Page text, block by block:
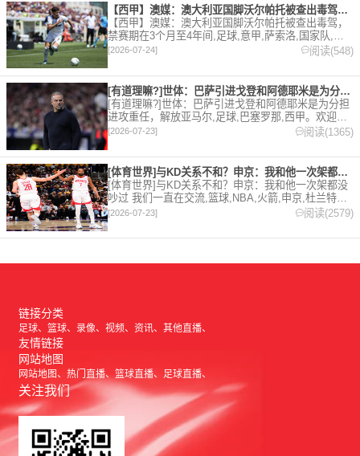
【西甲】澳媒：澳大利亚国脚沃尔帕托被查出毒驾，禁赛期在3个月
【西甲】澳媒：澳大利亚国脚沃尔帕托被查出毒驾，
禁赛期在3个月至4年间,足球,意甲,萨索洛,国家队,澳
大利亚,英超,西甲,德甲,法甲,五洲。欢迎收藏本站，
[2026-07-24] 阅读(548)
[有道理嘛?]世体：巴萨引进戈登和阿德耶米是为分担进攻重任，
[有道理嘛?]世体：巴萨引进戈登和阿德耶米是为分担
进攻重任，解放亚马尔,足球,巴塞罗那,西甲。欢迎收
藏本站，24小时为你更新最新的足球，篮球体育资
[2026-07-23] 阅读(1365)
[体育世界]与KD关系不和？申京：我和他一次架都没吵过 我们
[体育世界]与KD关系不和？申京：我和他一次架都没
吵过 我们一直在交流,篮球,NBA,火箭,申京,杜兰特。
欢迎收藏本站，24小时为你更新最新的足球，篮球体
育资讯。
[2026-07-23] 阅读(2579)
链接分类
足球 篮球 录像 视频 资讯 其他直播
友情链接
网站地图
网站地图 热门直播 篮球直播 足球直播
关注我们